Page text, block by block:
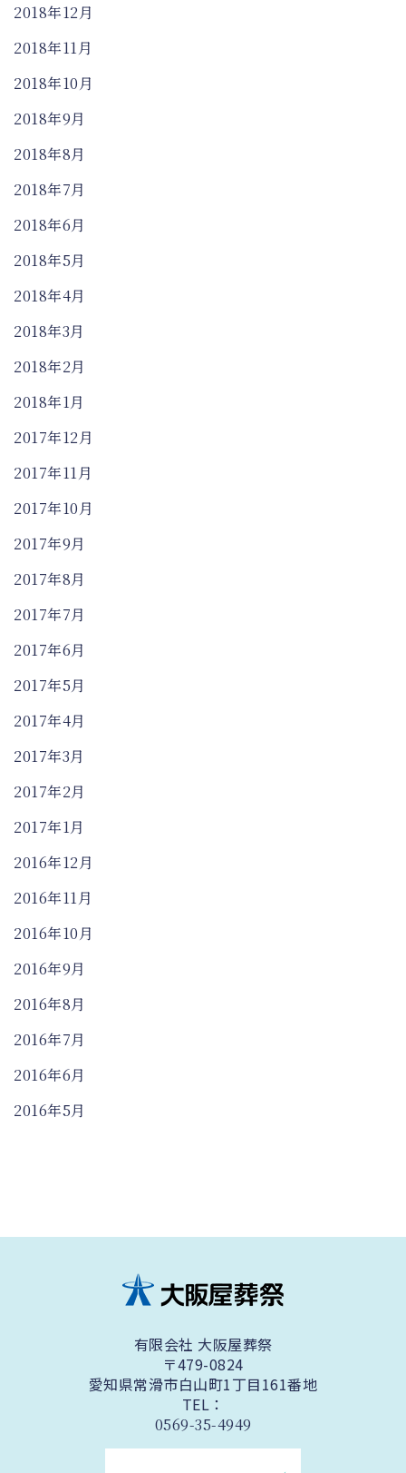
2018年12月
2018年11月
2018年10月
2018年9月
2018年8月
2018年7月
2018年6月
2018年5月
2018年4月
2018年3月
2018年2月
2018年1月
2017年12月
2017年11月
2017年10月
2017年9月
2017年8月
2017年7月
2017年6月
2017年5月
2017年4月
2017年3月
2017年2月
2017年1月
2016年12月
2016年11月
2016年10月
2016年9月
2016年8月
2016年7月
2016年6月
2016年5月
有限会社 大阪屋葬祭
〒479-0824
愛知県常滑市白山町1丁目161番地
TEL：
0569-35-4949